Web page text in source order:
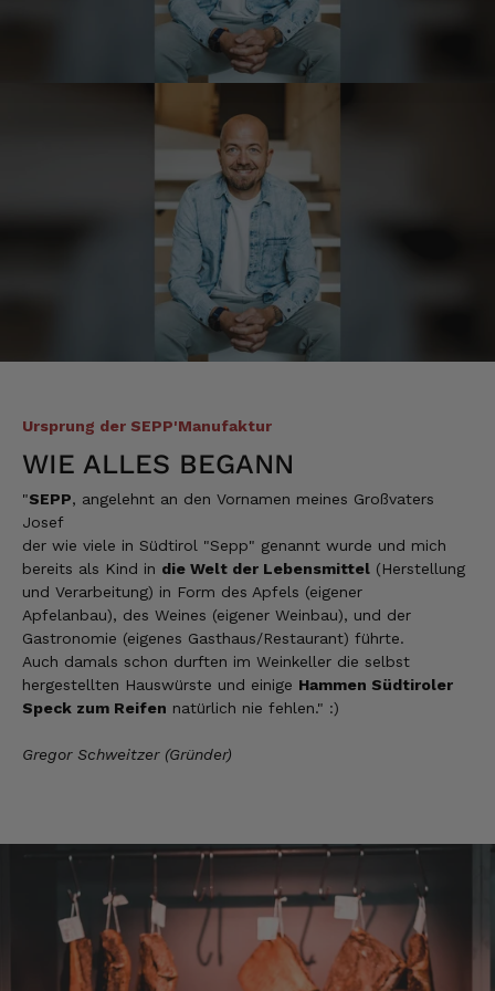
Ursprung der SEPP'Manufaktur
WIE ALLES BEGANN
"SEPP, angelehnt an den Vornamen meines Großvaters
Josef
der wie viele in Südtirol "Sepp" genannt wurde und mich
bereits als Kind in die Welt der Lebensmittel (Herstellung
und Verarbeitung) in Form des Apfels (eigener
Apfelanbau), des Weines (eigener Weinbau), und der
Gastronomie (eigenes Gasthaus/Restaurant) führte.
Auch damals schon durften im Weinkeller die selbst
hergestellten Hauswürste und einige Hammen Südtiroler
Speck zum Reifen natürlich nie fehlen." :)
Gregor Schweitzer (Gründer)
Schmeckt alles sehe lecker würde und werde
immer wieder bestellen. 👍🤤🤤❤️
Verifizierter Kunde
Eurer Speck 🥓 ist einfach zum reinknien. Der
Geschmack… wie auf Wolke sieben.
Wolfgang
Verifizierter Kunde
Qualität, Geschmack die Lieferung und die
Verifizierter Kunde
Sehr gute Produkte und auch eine schnelle
Lieferung. Produkte auch lange haltbar.
Bernhard
Verifizierter Kunde
habe sie dann auch gleich probiert und es ist
natürlich ein wunderbarer Geschmack aus
Christa
Verifizierter Kunde
Der Schinken schmeckt sehr gut durch die
Bergkräuter. Ich würde mir wünschen